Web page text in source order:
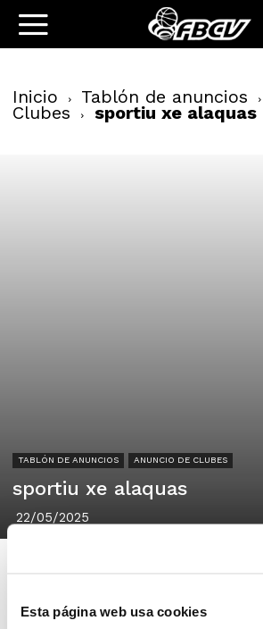
Esta página web usa cookies
Inicio Tablón de anuncios
Clubes sportiu xe alaquas
TABLÓN DE ANUNCIOS ANUNCIO DE CLUBES
sportiu xe alaquas
22/05/2025